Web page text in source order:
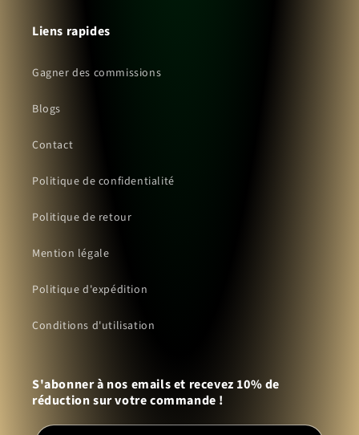
Liens rapides
Gagner des commissions
Blogs
Contact
Politique de confidentialité
Politique de retour
Mention légale
Politique d'expédition
Conditions d'utilisation
S'abonner à nos emails et recevez 10% de
réduction sur votre commande !